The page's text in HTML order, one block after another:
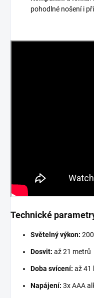
pohodlné nošení i
Technické
Světelný výkon:
Dosvit: až 21 metrů
Doba svícení: až 41
Napájení: 3x AAA